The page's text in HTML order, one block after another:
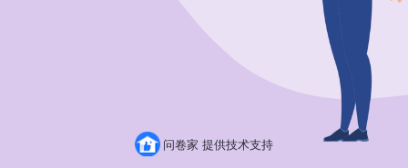
粤ICP备19150304号
举报
问卷家 提供技术支持